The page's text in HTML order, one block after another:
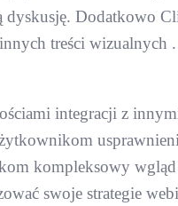
Dodatkowo
treści wizualnych
integracji z
kompleksowy
swoje strategie